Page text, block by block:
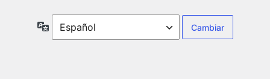
Idioma